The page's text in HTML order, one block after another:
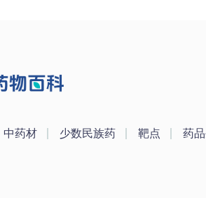
中药材 少数民族药 靶点 药